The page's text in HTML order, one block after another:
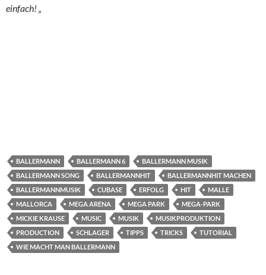
einfach! „
BALLERMANN BALLERMANN 6
BALLERMANN MUSIK
BALLERMANN SONG
BALLERMANNHIT
BALLERMANNHIT MACHEN
BALLERMANNMUSIK
CUBASE ERFOLG HIT
MALLE
MALLORCA
MEGA ARENA MEGA PARK
MEGA-PARK
MICKIE KRAUSE
MUSIC MUSIK
MUSIKPRODUKTION
PRODUCTION
SCHLAGER TIPPS TRICKS
TUTORIAL
WIE MACHT MAN BALLERMANN